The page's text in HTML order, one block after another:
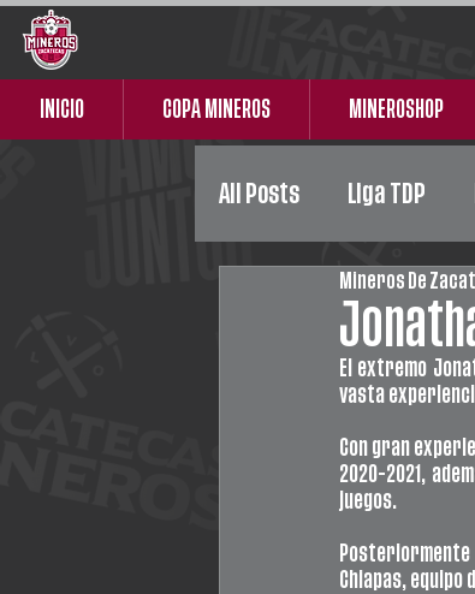
INICIO COPA MINEROS MINEROSHOP
All Posts Liga TDP
Liga PremierMineros De
El extremo
vasta
Con gran
2020-2021,
juegos.
Chiapas, equipo